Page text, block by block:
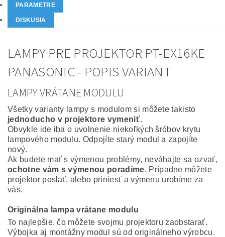
PARAMETRE
DISKUSIA
LAMPY PRE PROJEKTOR PT-EX16KE
PANASONIC - POPIS VARIANT
LAMPY VRÁTANE MODULU
Všetky varianty lampy s modulom si môžete takisto
jednoducho v projektore vymeniť.
Obvykle ide iba o uvolnenie niekoľkých šróbov krytu
lampového modulu. Odpojíte starý modul a zapojíte
nový.
Ak budete mať s výmenou problémy, neváhajte sa ozvať,
ochotne vám s výmenou poradíme. Prípadne môžete
projektor poslať, alebo priniesť a výmenu urobíme za
vás.
Originálna lampa vrátane modulu
To najlepšie, čo môžete svojmu projektoru zaobstarať.
Výbojka aj montážny modul sú od originálneho výrobcu.